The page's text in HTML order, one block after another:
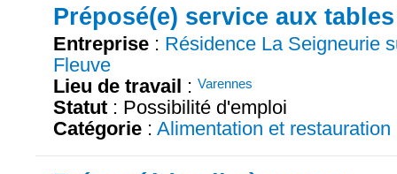
Préposé(e) service aux tables
Entreprise : Résidence La Seigneurie
Fleuve
Lieu de travail : Varennes
Statut : Possibilité d'emploi
Catégorie : Alimentation et restauration